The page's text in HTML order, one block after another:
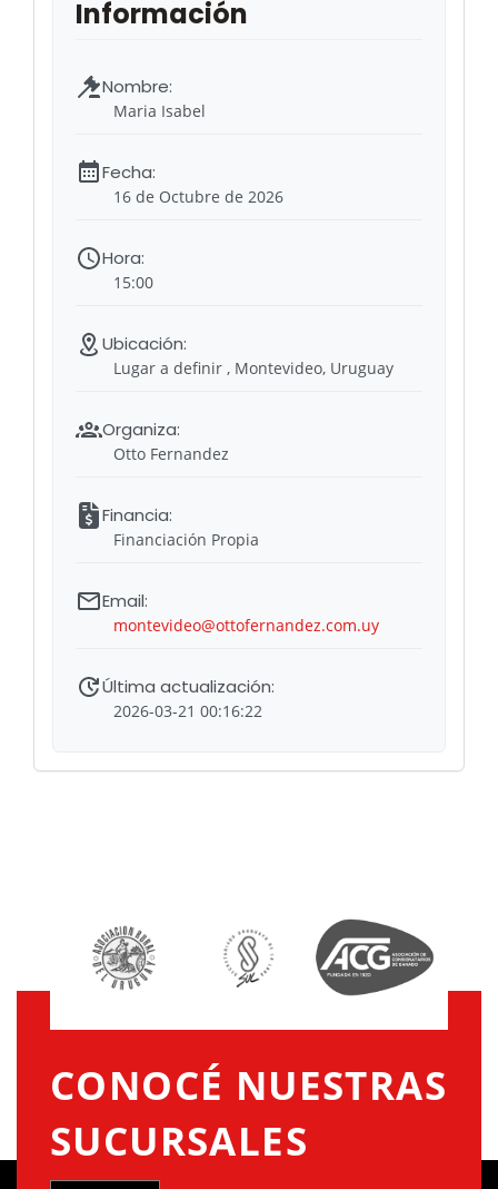
Maria Isabel
16 de Octubre de 2026
15:00
Lugar a definir , Montevideo, Uruguay
Otto Fernandez
Financiación Propia
montevideo@ottofernandez.com.uy
2026-03-21 00:16:22
CONOCÉ NUESTRAS
SUCURSALES